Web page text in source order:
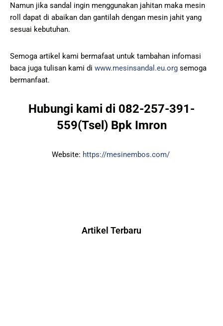
Namun jika sandal ingin menggunakan jahitan maka mesin
roll dapat di abaikan dan gantilah dengan mesin jahit yang
sesuai kebutuhan.
Semoga artikel kami bermafaat untuk tambahan infomasi
baca juga tulisan kami di www.mesinsandal.eu.org semoga
bermanfaat.
Hubungi kami di 082-257-391-
559(Tsel) Bpk Imron
Website: https://mesinembos.com/
Artikel Terbaru